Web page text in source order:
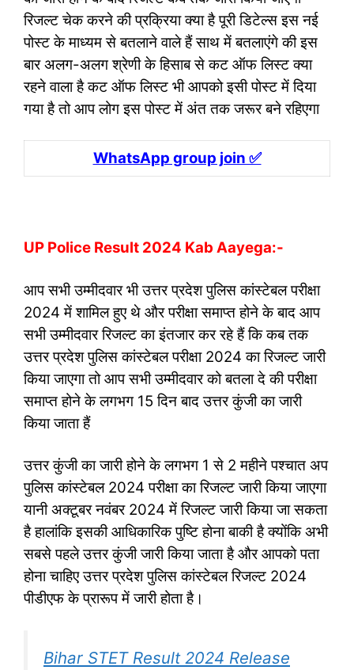
रिजल्ट चेक करने की प्रक्रिया क्या है पूरी डिटेल्स इस नई
पोस्ट के माध्यम से बतलाने वाले हैं साथ में बतलाएंगे की इस
बार अलग-अलग श्रेणी के हिसाब से कट ऑफ लिस्ट क्या
रहने वाला है कट ऑफ लिस्ट भी आपको इसी पोस्ट में दिया
गया है तो आप लोग इस पोस्ट में अंत तक जरूर बने रहिएगा
WhatsApp group join ✅
UP Police Result 2024 Kab Aayega:-
आप सभी उम्मीदवार भी उत्तर प्रदेश पुलिस कांस्टेबल परीक्षा
2024 में शामिल हुए थे और परीक्षा समाप्त होने के बाद आप
सभी उम्मीदवार रिजल्ट का इंतजार कर रहे हैं कि कब तक
उत्तर प्रदेश पुलिस कांस्टेबल परीक्षा 2024 का रिजल्ट जारी
किया जाएगा तो आप सभी उम्मीदवार को बतला दे की परीक्षा
समाप्त होने के लगभग 15 दिन बाद उत्तर कुंजी का जारी
किया जाता हैं
उत्तर कुंजी का जारी होने के लगभग 1 से 2 महीने पश्चात अप
पुलिस कांस्टेबल 2024 परीक्षा का रिजल्ट जारी किया जाएगा
यानी अक्टूबर नवंबर 2024 में रिजल्ट जारी किया जा सकता
है हालांकि इसकी आधिकारिक पुष्टि होना बाकी है क्योंकि अभी
सबसे पहले उत्तर कुंजी जारी किया जाता है और आपको पता
होना चाहिए उत्तर प्रदेश पुलिस कांस्टेबल रिजल्ट 2024
पीडीएफ के प्रारूप में जारी होता है।
Bihar STET Result 2024 Release